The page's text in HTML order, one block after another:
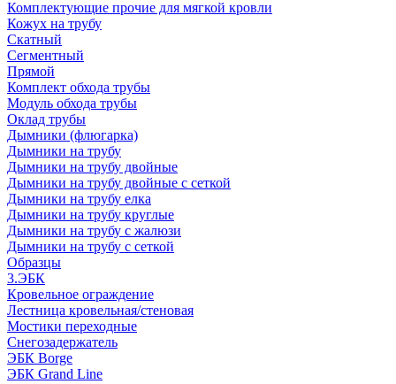
Комплектующие прочие для мягкой кровли
Кожух на трубу
Скатный
Сегментный
Прямой
Комплект обхода трубы
Модуль обхода трубы
Оклад трубы
Дымники (флюгарка)
Дымники на трубу
Дымники на трубу двoйные
Дымники на трубу двoйные с сеткой
Дымники на трубу елка
Дымники на трубу круглые
Дымники на трубу с жалюзи
Дымники на трубу с сеткой
Образцы
3.ЭБК
Кровельное ограждение
Лестница кровельная/стеновая
Мостики переходные
Снегозадержатель
ЭБК Borge
ЭБК Grand Line